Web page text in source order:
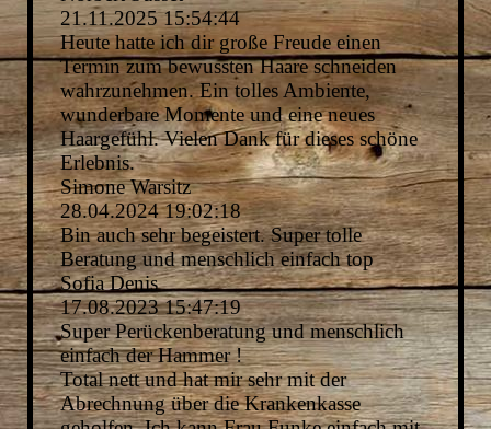
21.11.2025 15:54:44
Heute hatte ich dir große Freude einen
Termin zum bewussten Haare schneiden
wahrzunehmen. Ein tolles Ambiente,
wunderbare Momente und eine neues
Haargefühl. Vielen Dank für dieses schöne
Erlebnis.
Simone Warsitz
28.04.2024 19:02:18
Bin auch sehr begeistert. Super tolle
Beratung und menschlich einfach top
Sofia Denis
17.08.2023 15:47:19
Super Perückenberatung und menschlich
einfach der Hammer !
Total nett und hat mir sehr mit der
Abrechnung über die Krankenkasse